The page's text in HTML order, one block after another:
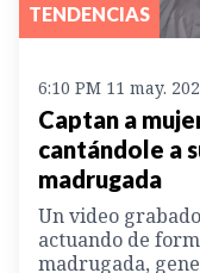
TENDENCIAS
6:10 PM 11 may.
Captan a
cantándole a
madrugada
Un video
actuando de
madrugada,